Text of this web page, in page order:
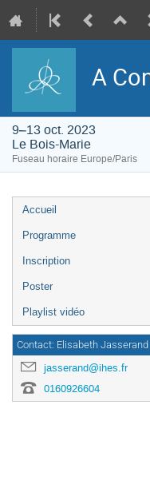
A
9–13 oct. 2023
Le Bois-Marie
Fuseau horaire Europe/Paris
Menu
de
l'événement
Accueil
Programme
Inscription
Poster
Playlist vidéo
Contact: Elisabeth Jasserand
jasserand@ihes.fr
0160926604